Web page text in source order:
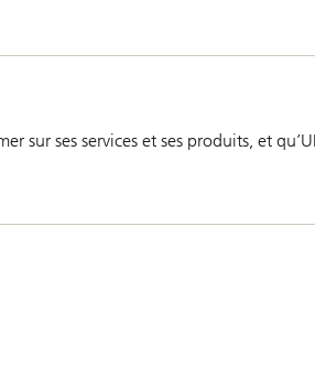
sur ses services et ses produits, et